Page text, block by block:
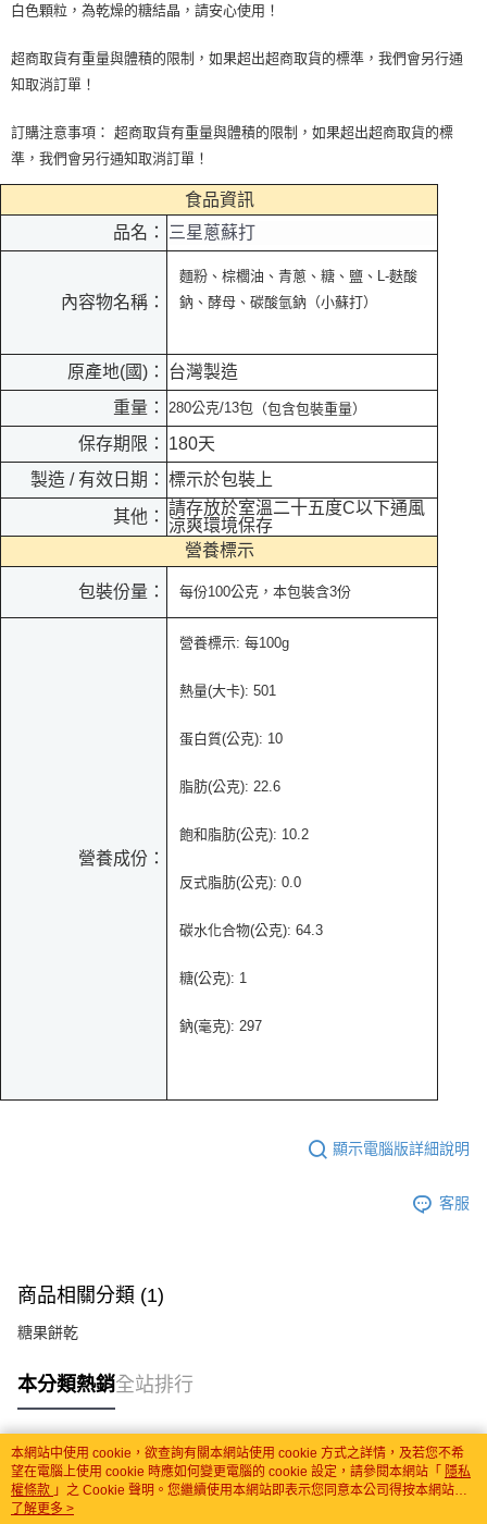
白色顆粒，為乾燥的糖結晶，請安心使用！
超商取貨有重量與體積的限制，如果超出超商取貨的標準，我們會另行通
知取消訂單！
訂購注意事項： 超商取貨有重量與體積的限制，如果超出超商取貨的標
準，我們會另行通知取消訂單！
食品資訊
品名：
三星蔥蘇打
內容物名稱：
麵粉、棕櫚油、青蔥、糖、鹽、L-麩酸
鈉、酵母、碳酸氫鈉（小蘇打）
原產地(國)：
台灣製造
重量：
280公克/13包 （包含包裝重量）
保存期限：
180天
製造 / 有效日期： 標示於包裝上
其他： 請存放於室溫二十五度C以下通風
涼爽環境保存
營養標示
包裝份量： 每份100公克，本包裝含3份
營養成份：
營養標示: 每100g
熱量(大卡): 501
蛋白質(公克): 10
脂肪(公克): 22.6
飽和脂肪(公克): 10.2
反式脂肪(公克): 0.0
碳水化合物(公克): 64.3
糖(公克): 1
鈉(毫克): 297
顯示電腦版詳細說明
客服
商品相關分類 (1)
糖果餅乾
本分類熱銷全站排行
熱門標籤
本網站中使用 cookie，欲查詢有關本網站使用 cookie 方式之詳情，及若您不希
望在電腦上使用 cookie 時應如何變更電腦的 cookie 設定，請參閱本網站「 隱私
權條款 」之 Cookie 聲明。您繼續使用本網站即表示您同意本公司得按本網站使
用條款之 Cookie 聲明使用 cookie。
了解更多 >